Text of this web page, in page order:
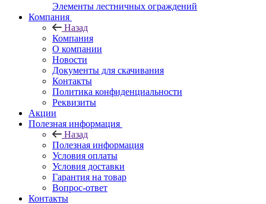
Элементы лестничных ограждений
Компания
Назад
Компания
О компании
Новости
Документы для скачивания
Контакты
Политика конфиденциальности
Реквизиты
Акции
Полезная информация
Назад
Полезная информация
Условия оплаты
Условия доставки
Гарантия на товар
Вопрос-ответ
Контакты